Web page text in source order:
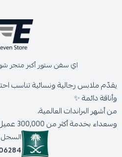
اي سفن ستور أكبر متجر
يقدّم ملابس رجالية ونسائية تناسب
وأناقة دائمة ✨
من أشهر البراندات العالمية،
وسعداء بخدمة أكثر من 300,000 عميل حول المملكة.
السجل